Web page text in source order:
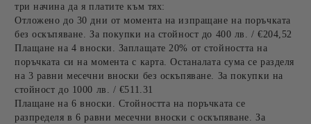
три начина да я платите към тях:
Отложено до 30 дни от момента на изпращане на поръчката
без оскъпяване. За покупки на стойност до 400 лв. / €204,52
Плащане на 4 вноски. Заплащате 20% от стойността на
поръчката си на момента с карта. Останалата сума се разделя
на 3 равни месечни вноски без оскъпяване. За покупки на
стойност до 1000 лв. / €511.31
Плащане на 6 вноски. Стойността на поръчката се
разпределя в 6 равни месечни вноски с оскъпяване. За